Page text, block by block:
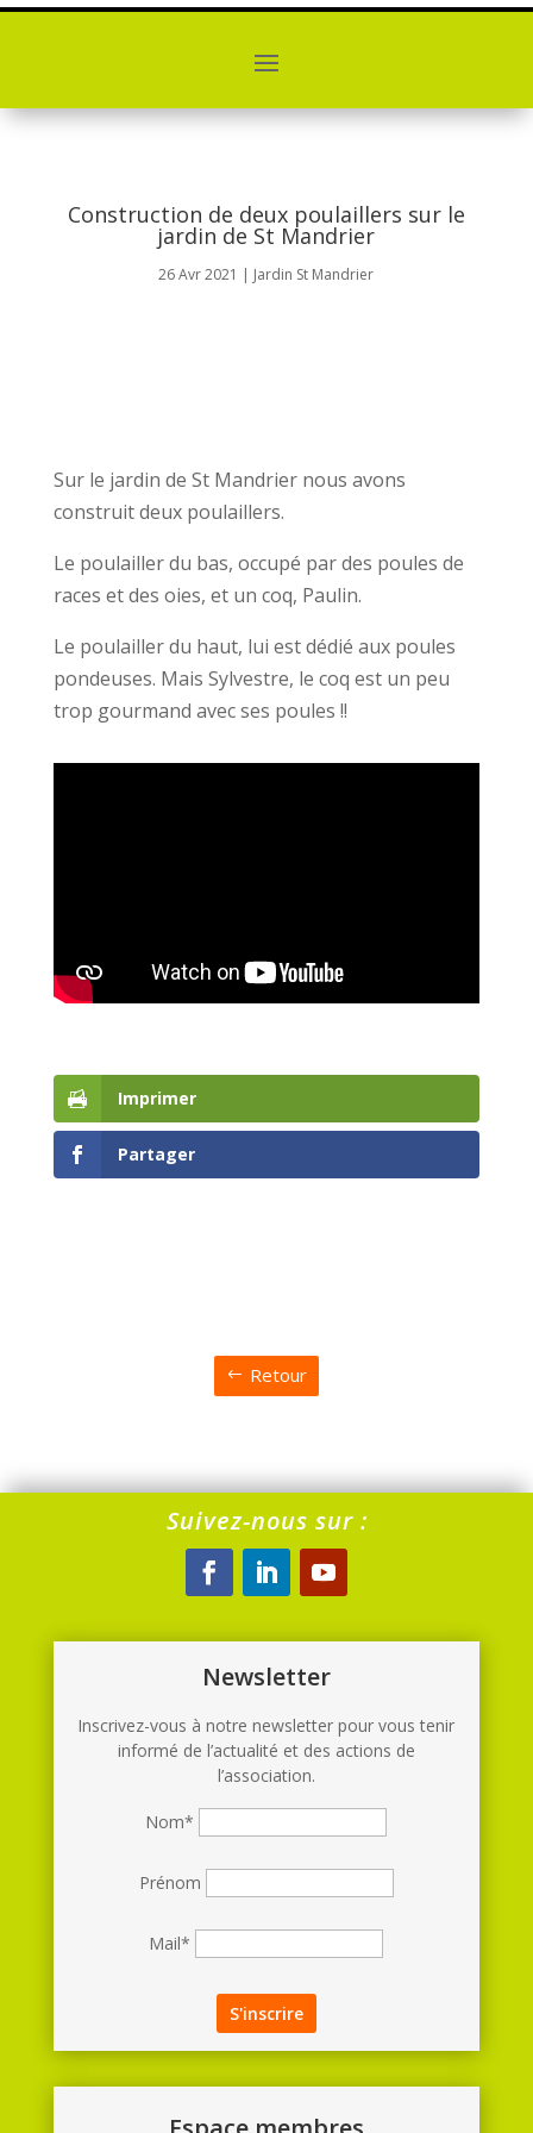
Construction de deux poulaillers sur le
jardin de St Mandrier
26 Avr 2021 | Jardin St Mandrier
Sur le jardin de St Mandrier nous avons
construit deux poulaillers.
Le poulailler du bas, occupé par des poules de
races et des oies, et un coq, Paulin.
Le poulailler du haut, lui est dédié aux poules
pondeuses. Mais Sylvestre, le coq est un peu
trop gourmand avec ses poules !!
Imprimer
Partager
Retour
Suivez-nous sur :
Newsletter
Inscrivez-vous à notre newsletter pour vous tenir
informé de l’actualité et des actions de
l’association.
Nom*
Prénom
Mail*